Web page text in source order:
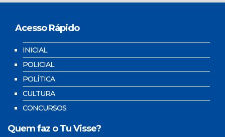
Acesso Rápido
INICIAL
POLICIAL
POLÍTICA
CULTURA
CONCURSOS
Quem faz o Tu Visse?